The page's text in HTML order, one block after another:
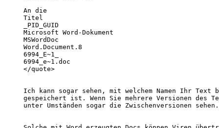
An die
Titel
_PID_GUID
Microsoft Word-Dokument
MSWordDoc
Word.Document.8
6994_E~1_
6994_e~1.doc
</quote>
Ich kann sogar sehen, mit welchem Namen Ihr
gespeichert ist. Wenn Sie mehrere Versionen des
unter Umständen sogar die Zwischenversionen